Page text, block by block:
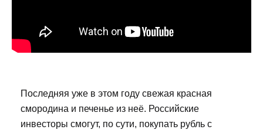
Последняя уже в этом году свежая красная
смородина и печенье из неё. Российские
инвесторы смогут, по сути, покупать рубль с